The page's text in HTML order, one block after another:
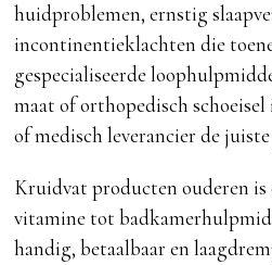
huidproblemen, ernstig
incontinentieklachten die
gespecialiseerde
maat of orthopedisch
of medisch leverancier de
Kruidvat producten ouderen is
vitamine tot
handig, betaalbaar en